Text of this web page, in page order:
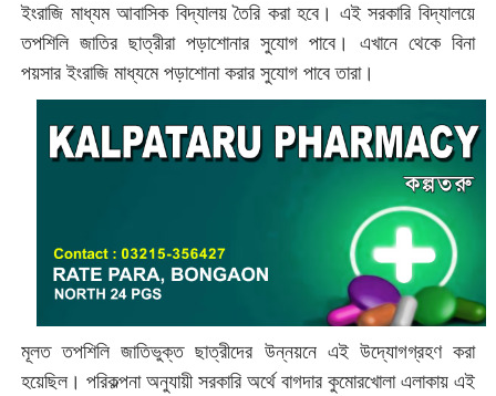
ইংরাজি মাধ্যম আবাসিক বিদ্যালয় তৈরি করা হবে। এই সরকারি বিদ্যালয়ে
তপশিলি জাতির ছাত্রীরা পড়াশোনার সুযোগ পাবে। এখানে থেকে বিনা
পয়সার ইংরাজি মাধ্যমে পড়াশোনা করার সুযোগ পাবে তারা।
মূলত তপশিলি জাতিভুক্ত ছাত্রীদের উন্নয়নে এই উদ্যোগগ্রহণ করা
হয়েছিল। পরিকল্পনা অনুযায়ী সরকারি অর্থে বাগদার কুমোরখোলা এলাকায় এই